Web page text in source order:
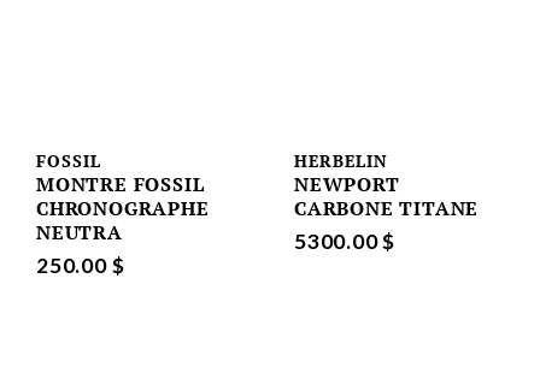
FOSSIL
MONTRE FOSSIL
CHRONOGRAPHE
NEUTRA
250.00 $
HERBELIN
NEWPORT
CARBONE TITANE
5300.00 $